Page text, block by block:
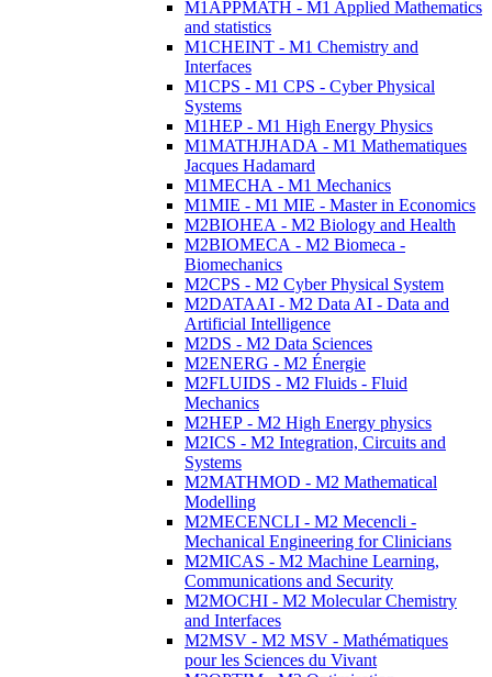
M1APPMATH - M1 Applied Mathematics
and statistics
M1CHEINT - M1 Chemistry and
Interfaces
M1CPS - M1 CPS - Cyber Physical
Systems
M1HEP - M1 High Energy Physics
M1MATHJHADA - M1 Mathematiques
Jacques Hadamard
M1MECHA - M1 Mechanics
M1MIE - M1 MIE - Master in Economics
M2BIOHEA - M2 Biology and Health
M2BIOMECA - M2 Biomeca -
Biomechanics
M2CPS - M2 Cyber Physical System
M2DATAAI - M2 Data AI - Data and
Artificial Intelligence
M2DS - M2 Data Sciences
M2ENERG - M2 Énergie
M2FLUIDS - M2 Fluids - Fluid
Mechanics
M2HEP - M2 High Energy physics
M2ICS - M2 Integration, Circuits and
Systems
M2MATHMOD - M2 Mathematical
Modelling
M2MECENCLI - M2 Mecencli -
Mechanical Engineering for Clinicians
M2MICAS - M2 Machine Learning,
Communications and Security
M2MOCHI - M2 Molecular Chemistry
and Interfaces
M2MSV - M2 MSV - Mathématiques
pour les Sciences du Vivant